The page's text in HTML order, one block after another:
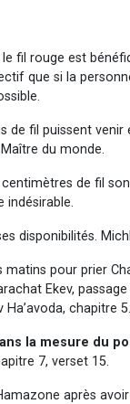
fil rouge est
que si la
de fil puissent
du monde.
de fil
indésirable.
disponibilités.
matins pour prier
Ekev,
chapitre 5.
la mesure du
7, verset 15.
après